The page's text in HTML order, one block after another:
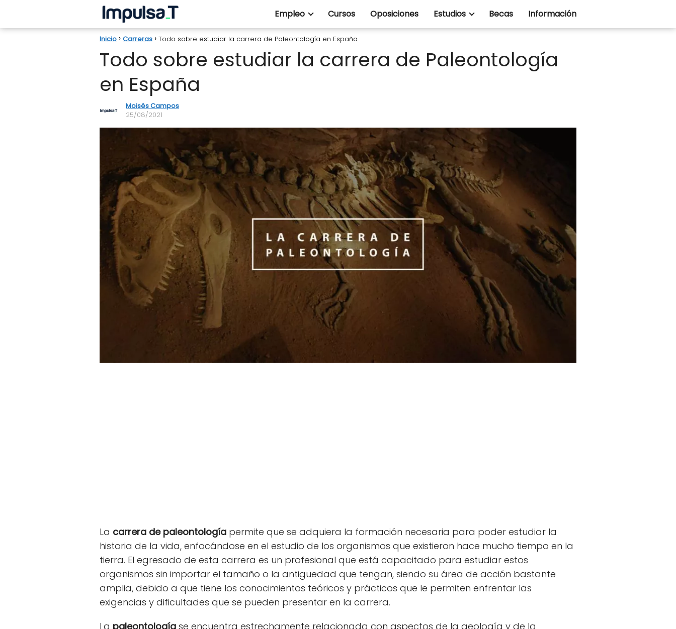
Empleo Cursos Oposiciones Estudios Becas Información
Inicio Carreras Todo sobre estudiar la carrera de Paleontología en España
Todo sobre estudiar la carrera de Paleontología
en España
Moisés Campos
25/08/2021
La carrera de paleontología permite que se adquiera la formación necesaria para poder estudiar la
historia de la vida, enfocándose en el estudio de los organismos que existieron hace mucho tiempo en la
tierra. El egresado de esta carrera es un profesional que está capacitado para estudiar estos
organismos sin importar el tamaño o la antigüedad que tengan, siendo su área de acción bastante
amplia, debido a que tiene los conocimientos teóricos y prácticos que le permiten enfrentar las
exigencias y dificultades que se pueden presentar en la carrera.
La paleontología se encuentra estrechamente relacionada con aspectos de la geología y de la